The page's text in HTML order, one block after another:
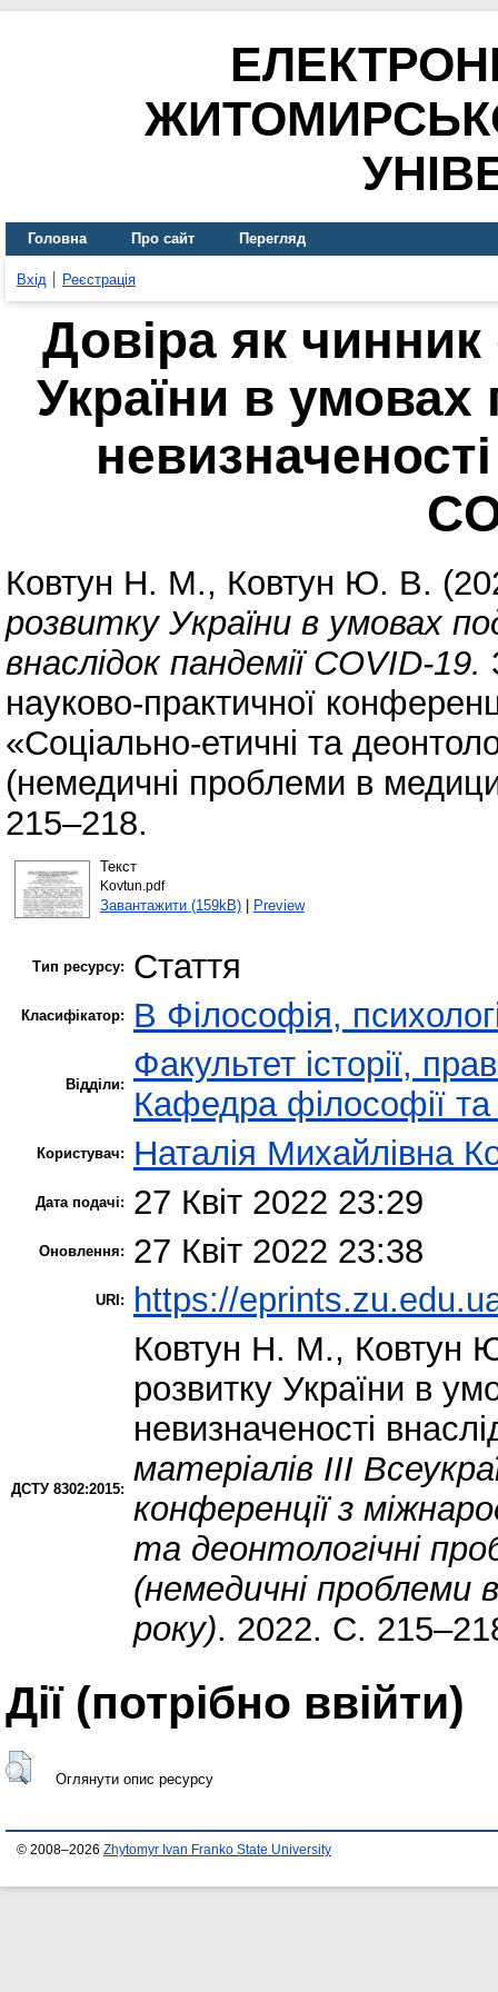
Головна Про сайт Перегляд
Вхід Реєстрація
Довіра як чинник
України в умовах
Ковтун Н. М., Ковтун Ю. В.
розвитку України в умовах
внаслідок пандемії COVID-19.
науково-практичної
«Соціально-етичні та
(немедичні проблеми в
215–218.
Текст
Kovtun.pdf
Завантажити (159kB)| Preview
Тип ресурсу: Стаття
Класифікатор: B Філософія,
Відділи:
Факультет історії,
Кафедра філософії та
Користувач: Наталія Михайлівна
Дата подачі: 27 Квіт 2022 23:29
Оновлення: 27 Квіт 2022 23:38
URI: https://
ДСТУ 8302:2015:
Ковтун Н. М., Ковтун
розвитку України в
невизначеності
матеріалів IIІ
конференції з
та деонтологічні
(немедичні проблеми
року). 2022. С.
Дії ​​(потрібно ввійти)
Оглянути опис ресурсу
© 2008–2026 Zhytomyr Ivan Franko State University